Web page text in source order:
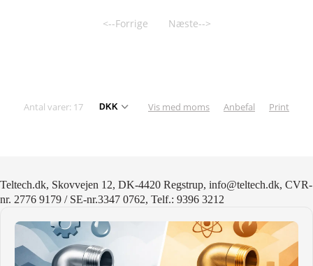
<--Forrige Næste-->
Antal varer: 17 Vis med moms Anbefal Print
Teltech.dk, Skovvejen 12, DK-4420 Regstrup, info@teltech.dk, CVR-
nr. 2776 9179 / SE-nr.3347 0762, Telf.: 9396 3212